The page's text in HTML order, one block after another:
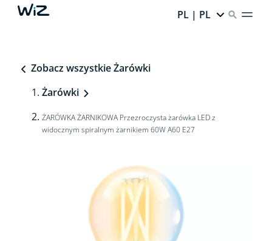
PL | PL
Zobacz wszystkie Żarówki
Żarówki
ŻARÓWKA ŻARNIKOWA Przezroczysta żarówka LED z
widocznym spiralnym żarnikiem 60W A60 E27